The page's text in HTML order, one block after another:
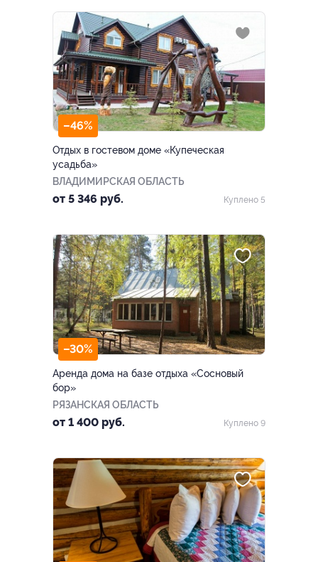
–46%
Отдых в гостевом доме «Купеческая
усадьба»
ВЛАДИМИРСКАЯ ОБЛАСТЬ
от 5 346 руб. Куплено 5
–30%
Аренда дома на базе отдыха «Сосновый
бор»
РЯЗАНСКАЯ ОБЛАСТЬ
от 1 400 руб. Куплено 9